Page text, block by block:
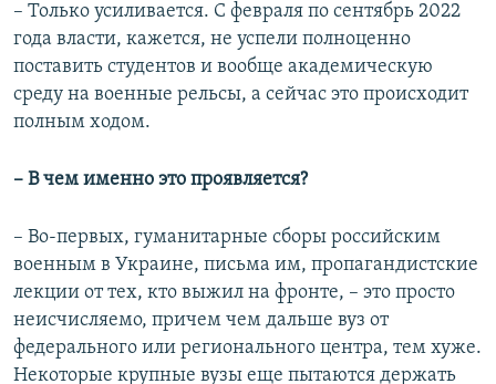
– Только усиливается. С февраля по сентябрь 2022
года власти, кажется, не успели полноценно
поставить студентов и вообще академическую
среду на военные рельсы, а сейчас это происходит
полным ходом.
– В чем именно это проявляется?
– Во-первых, гуманитарные сборы российским
военным в Украине, письма им, пропагандистские
лекции от тех, кто выжил на фронте, – это просто
неисчисляемо, причем чем дальше вуз от
федерального или регионального центра, тем хуже.
Некоторые крупные вузы еще пытаются держать